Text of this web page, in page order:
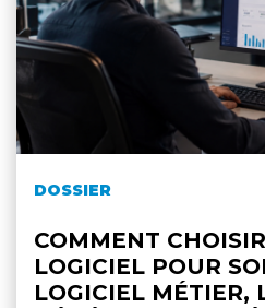
DOSSIER
COMMENT
LOGICIEL POUR
LOGICIEL MÉTIER,